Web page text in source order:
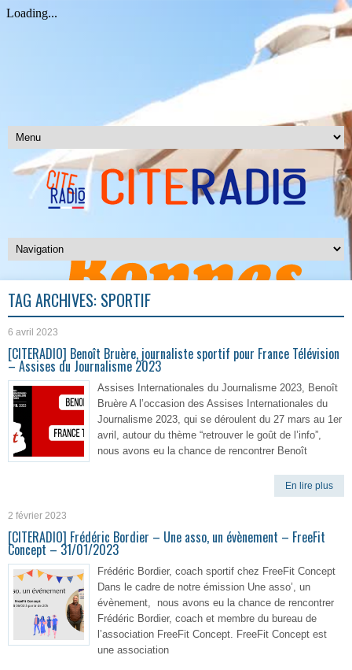
TAG ARCHIVES: SPORTIF
6 avril 2023
[CITERADIO] Benoît Bruère, journaliste sportif pour France Télévision
– Assises du Journalisme 2023
Assises Internationales du Journalisme 2023, Benoît
Bruère A l’occasion des Assises Internationales du
Journalisme 2023, qui se déroulent du 27 mars au 1er
avril, autour du thème “retrouver le goût de l’info”,
nous avons eu la chance de rencontrer Benoît
En lire plus
2 février 2023
[CITERADIO] Frédéric Bordier – Une asso, un évènement – FreeFit
Concept – 31/01/2023
Frédéric Bordier, coach sportif chez FreeFit Concept
Dans le cadre de notre émission Une asso’, un
évènement, nous avons eu la chance de rencontrer
Frédéric Bordier, coach et membre du bureau de
l’association FreeFit Concept. FreeFit Concept est
une association